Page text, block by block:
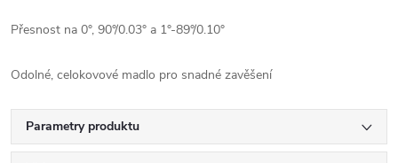
Přesnost na 0°, 90°/0.03° a 1°-89°/0.10°
Odolné, celokovové madlo pro snadné zavěšení
Parametry produktu